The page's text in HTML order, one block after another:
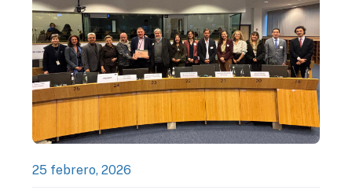
25 febrero, 2026